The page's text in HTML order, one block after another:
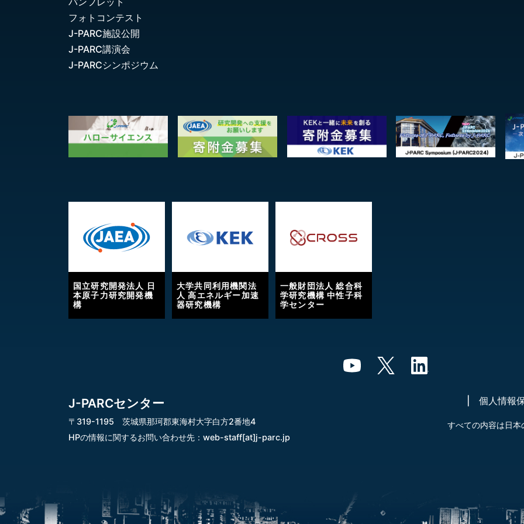
フォトコンテスト
J-PARC施設公開
J-PARC講演会
J-PARCシンポジウム
国立研究開発法人 日
本原子力研究開発機
構
大学共同利用機関法
人 高エネルギー加速
器研究機構
一般財団法人 総合科
学研究機構 中性子科
学センター
J-PARCセンター
〒319-1195 茨城県那珂郡東海村大字白方2番地4
HPの情報に関するお問い合わせ先： web-staff[at]j-parc.jp
個人情報
すべての内容は日